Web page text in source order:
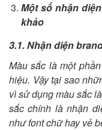
Một số nhận
khảo
3.1. Nhận diện
Màu sắc là một
hiệu. Vậy tại sao
vì sử dụng màu sắc
sắc chính là nhận
như font chữ hay vẻ